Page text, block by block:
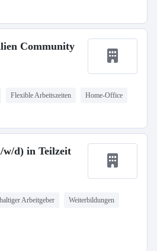
Community
Flexible Arbeitszeiten Home-Office
d) in Teilzeit
Arbeitgeber Weiterbildungen